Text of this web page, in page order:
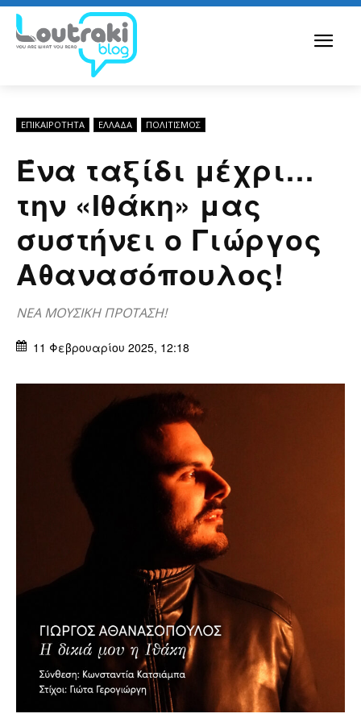
ΕΠΙΚΑΙΡΟΤΗΤΑ ΕΛΛΆΔΑ ΠΟΛΙΤΙΣΜΟΣ
Ένα ταξίδι μέχρι…
την «Ιθάκη» μας
συστήνει ο Γιώργος
Αθανασόπουλος!
ΝΕΑ ΜΟΥΣΙΚΗ ΠΡΟΤΑΣΗ!
11 Φεβρουαρίου 2025, 12:18